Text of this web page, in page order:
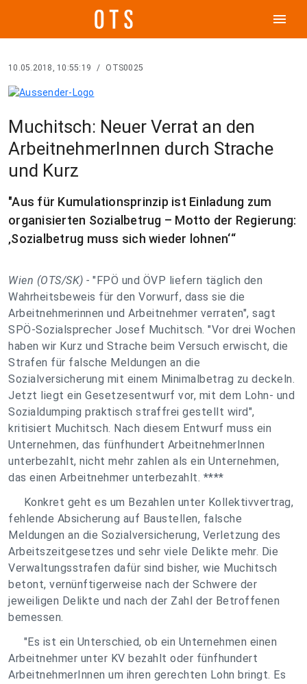
menu
10.05.2018, 10:55:19 / OTS0025
Muchitsch: Neuer Verrat an den
ArbeitnehmerInnen durch Strache
und Kurz
"Aus für Kumulationsprinzip ist Einladung zum
organisierten Sozialbetrug – Motto der Regierung:
‚Sozialbetrug muss sich wieder lohnen‘“
Wien (OTS/SK) - "FPÖ und ÖVP liefern täglich den
Wahrheitsbeweis für den Vorwurf, dass sie die
Arbeitnehmerinnen und Arbeitnehmer verraten", sagt
SPÖ-Sozialsprecher Josef Muchitsch. "Vor drei Wochen
haben wir Kurz und Strache beim Versuch erwischt, die
Strafen für falsche Meldungen an die
Sozialversicherung mit einem Minimalbetrag zu deckeln.
Jetzt liegt ein Gesetzesentwurf vor, mit dem Lohn- und
Sozialdumping praktisch straffrei gestellt wird",
kritisiert Muchitsch. Nach diesem Entwurf muss ein
Unternehmen, das fünfhundert ArbeitnehmerInnen
unterbezahlt, nicht mehr zahlen als ein Unternehmen,
das einen Arbeitnehmer unterbezahlt. ****
Konkret geht es um Bezahlen unter Kollektivvertrag,
fehlende Absicherung auf Baustellen, falsche
Meldungen an die Sozialversicherung, Verletzung des
Arbeitszeitgesetzes und sehr viele Delikte mehr. Die
Verwaltungsstrafen dafür sind bisher, wie Muchitsch
betont, vernünftigerweise nach der Schwere der
jeweiligen Delikte und nach der Zahl der Betroffenen
bemessen.
"Es ist ein Unterschied, ob ein Unternehmen einen
Arbeitnehmer unter KV bezahlt oder fünfhundert
ArbeitnehmerInnen um ihren gerechten Lohn bringt. Es